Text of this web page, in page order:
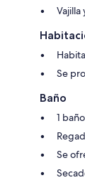
Vajilla
Se
Baño
1 baño
Se